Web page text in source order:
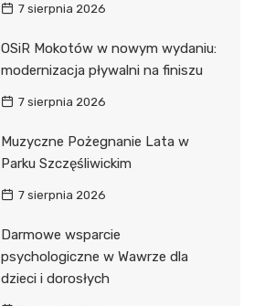
7 sierpnia 2026
OSiR Mokotów w nowym wydaniu:
modernizacja pływalni na finiszu
7 sierpnia 2026
Muzyczne Pożegnanie Lata w
Parku Szczęśliwickim
7 sierpnia 2026
Darmowe wsparcie
psychologiczne w Wawrze dla
dzieci i dorosłych